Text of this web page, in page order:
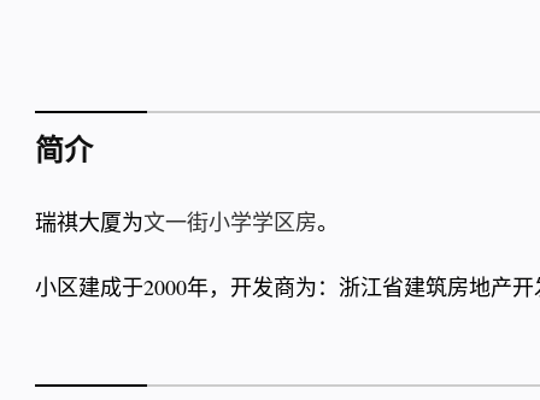
简介
瑞祺大厦为文一街小学学区房。
小区建成于2000年，开发商为：浙江省建筑房地产